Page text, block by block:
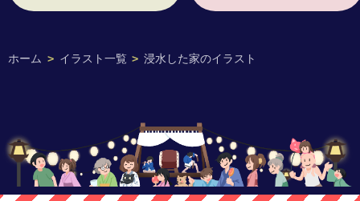
ホーム > イラスト一覧 > 浸水した家のイラスト